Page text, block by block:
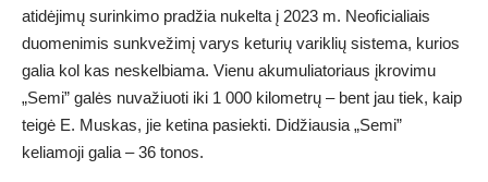
atidėjimų surinkimo pradžia nukelta į 2023 m. Neoficialiais
duomenimis sunkvežimį varys keturių variklių sistema, kurios
galia kol kas neskelbiama. Vienu akumuliatoriaus įkrovimu
„Semi” galės nuvažiuoti iki 1 000 kilometrų – bent jau tiek, kaip
teigė E. Muskas, jie ketina pasiekti. Didžiausia „Semi”
keliamoji galia – 36 tonos.